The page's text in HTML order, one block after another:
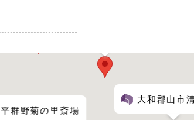
四天王寺 大和別院太子会館
大和郡山市
平群野菊の里斎場